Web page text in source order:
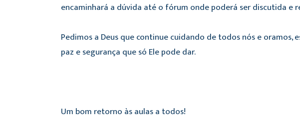
encaminhará a dúvida até o fórum onde poderá ser discutida e
Pedimos a Deus que continue cuidando de todos nós e oramos,
paz e segurança que só Ele pode dar.
Um bom retorno às aulas a todos!